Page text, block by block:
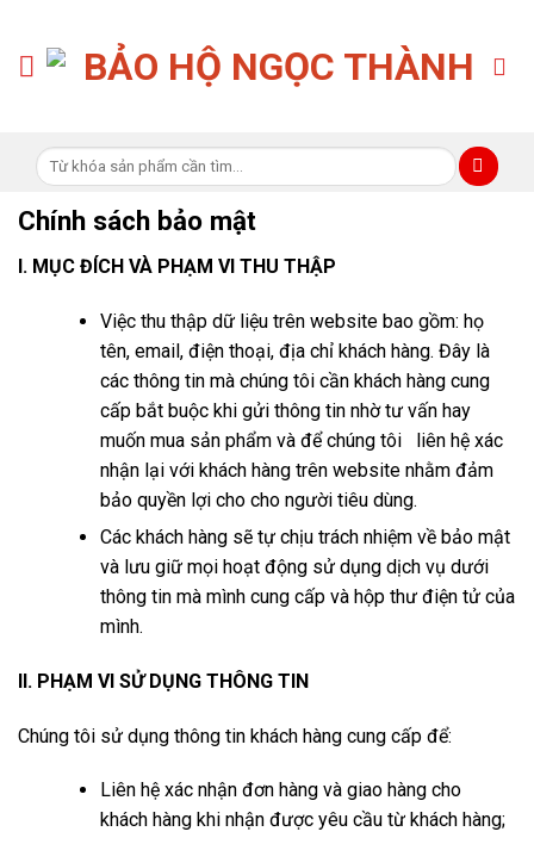
content
Tìm
kiếm:
Chính sách bảo mật
I. MỤC ĐÍCH VÀ PHẠM VI THU THẬP
Việc thu thập dữ liệu trên website bao gồm: họ
tên, email, điện thoại, địa chỉ khách hàng. Đây là
các thông tin mà chúng tôi cần khách hàng cung
cấp bắt buộc khi gửi thông tin nhờ tư vấn hay
muốn mua sản phẩm và để chúng tôi liên hệ xác
nhận lại với khách hàng trên website nhằm đảm
bảo quyền lợi cho cho người tiêu dùng.
Các khách hàng sẽ tự chịu trách nhiệm về bảo mật
và lưu giữ mọi hoạt động sử dụng dịch vụ dưới
thông tin mà mình cung cấp và hộp thư điện tử của
mình.
II. PHẠM VI SỬ DỤNG THÔNG TIN
Chúng tôi sử dụng thông tin khách hàng cung cấp để:
Liên hệ xác nhận đơn hàng và giao hàng cho
khách hàng khi nhận được yêu cầu từ khách hàng;